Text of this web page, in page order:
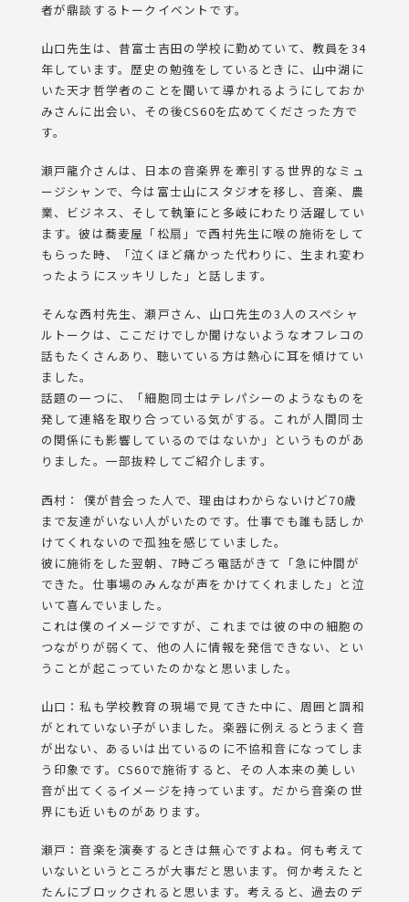
者が鼎談するトークイベントです。
山口先生は、昔富士吉田の学校に勤めていて、教員を34
年しています。歴史の勉強をしているときに、山中湖に
いた天才哲学者のことを聞いて導かれるようにしておか
みさんに出会い、その後CS60を広めてくださった方で
す。
瀬戸龍介さんは、日本の音楽界を牽引する世界的なミュ
ージシャンで、今は富士山にスタジオを移し、音楽、農
業、ビジネス、そして執筆にと多岐にわたり活躍してい
ます。彼は蕎麦屋「松扇」で西村先生に喉の施術をして
もらった時、「泣くほど痛かった代わりに、生まれ変わ
ったようにスッキリした」と話します。
そんな西村先生、瀬戸さん、山口先生の3人のスペシャ
ルトークは、ここだけでしか聞けないようなオフレコの
話もたくさんあり、聴いている方は熱心に耳を傾けてい
ました。
話題の一つに、「細胞同士はテレパシーのようなものを
発して連絡を取り合っている気がする。これが人間同士
の関係にも影響しているのではないか」というものがあ
りました。一部抜粋してご紹介します。
西村： 僕が昔会った人で、理由はわからないけど70歳
まで友達がいない人がいたのです。仕事でも誰も話しか
けてくれないので孤独を感じていました。
彼に施術をした翌朝、7時ごろ電話がきて「急に仲間が
できた。仕事場のみんなが声をかけてくれました」と泣
いて喜んでいました。
これは僕のイメージですが、これまでは彼の中の細胞の
つながりが弱くて、他の人に情報を発信できない、とい
うことが起こっていたのかなと思いました。
山口：私も学校教育の現場で見てきた中に、周囲と調和
がとれていない子がいました。楽器に例えるとうまく音
が出ない、あるいは出ているのに不協和音になってしま
う印象です。CS60で施術すると、その人本来の美しい
音が出てくるイメージを持っています。だから音楽の世
界にも近いものがあります。
瀬戸：音楽を演奏するときは無心ですよね。何も考えて
いないというところが大事だと思います。何か考えたと
たんにブロックされると思います。考えると、過去のデ